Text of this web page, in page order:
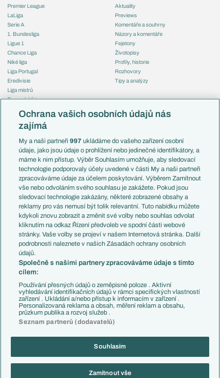
Premier League
LaLiga
Serie A
1. Bundesliga
Ligue 1
Chance Liga
Niké liga
Liga Portugal
Eredivisie
Liga mistrů
Evropská liga
Mistrovství světa
Liga národů
Témata
Představení týmů MS
EuroSkauting
PL v kostce
Evropské koeficienty
Přestupy
Přestupové spekulace
Zranění
Kluby
Arsenal FC
Chelsea FC
Manchester United
AC Milán
Juventus FC
Bayern Mnichov
FC Barcelona
Real Madrid
Aktuality
Previews
Komentáře a souhrny
Názory a komentáře
Fejetony
Životopisy
Profily, historie
Rozhovory
Tipy a analýzy
Česko
Francie
Itálie
Německo
Španělsko
Argentina
Brazílie
Přestupy
Zápasy
Livescore
Tipovací soutěž
Copyright © 2001-2026 EuroFotbal.cz. Využíváme zpravodajství ČTK.
Informace o zpracování osobních údajů
Ochrana vašich osobních údajů nás
zajímá
My a naši partneři997 ukládáme do vašeho zařízení osobní
údaje, jako jsou údaje o prohlížení nebo jedinečné identifikátory, a
máme k nim přístup. Výběr Souhlasím umožňuje, aby sledovací
technologie podporovaly účely uvedené v části My a naši partneři
zpracováváme údaje za účelem poskytování. Výběrem Zamítnout
vše nebo odvoláním svého souhlasu je zakážete. Pokud jsou
sledovací technologie zakázány, některé zobrazené obsahy a
reklamy pro vás nemusí být tolik relevantní. Tuto nabídku můžete
kdykoli znovu zobrazit a změnit své volby nebo souhlas odvolat
kliknutím na odkaz Řízení předvoleb ve spodní části webové
stránky. Vaše volby se projeví v našem Internetová stránka. Další
podrobnosti naleznete v našich Zásadách ochrany osobních
údajů.
Společně s našimi partnery zpracováváme údaje s tímto
cílem:
Používání přesných údajů o zeměpisné poloze . Aktivní
vyhledávání identifikačních údajů v rámci specifických vlastností
zařízení . Ukládání a/nebo přístup k informacím v zařízení .
Personalizovaná reklama a obsah, měření reklam a obsahu,
průzkum publika a rozvoj služeb .
Seznam partnerů (dodavatelů)
Souhlasím
Zamítnout vše